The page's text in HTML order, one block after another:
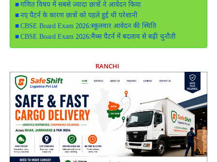
गणित विषय में सबसे ज्यादा छात्रों ने आवेदन किया
नए पैटर्न के कारण छात्रों को पहले हुई थी परेशानी
CBSE Board Exam 2026:स्कूलवार आवेदन की स्थिति
CBSE Board Exam 2026:मैथ्स पैटर्न में बदलाव से बढ़ी चुनौती
RANCHI